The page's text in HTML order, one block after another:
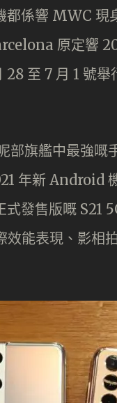
係響 MWC 現
原定響
至 7 月 1 號舉
部旗艦中最強嘅
年新 Android
發售版嘅 S21
能表現、影相